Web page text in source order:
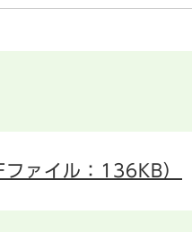
ァイル：136KB）